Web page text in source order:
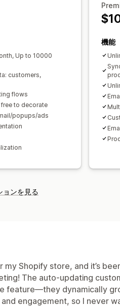
メールアドレス
ション
セグ
Up to 10000
customers,
flows
to decorate
popups/ads
機能
ョンを見る
Shopify store, and it’s
The auto-updating
feature—they dynamically
engagement, so I never